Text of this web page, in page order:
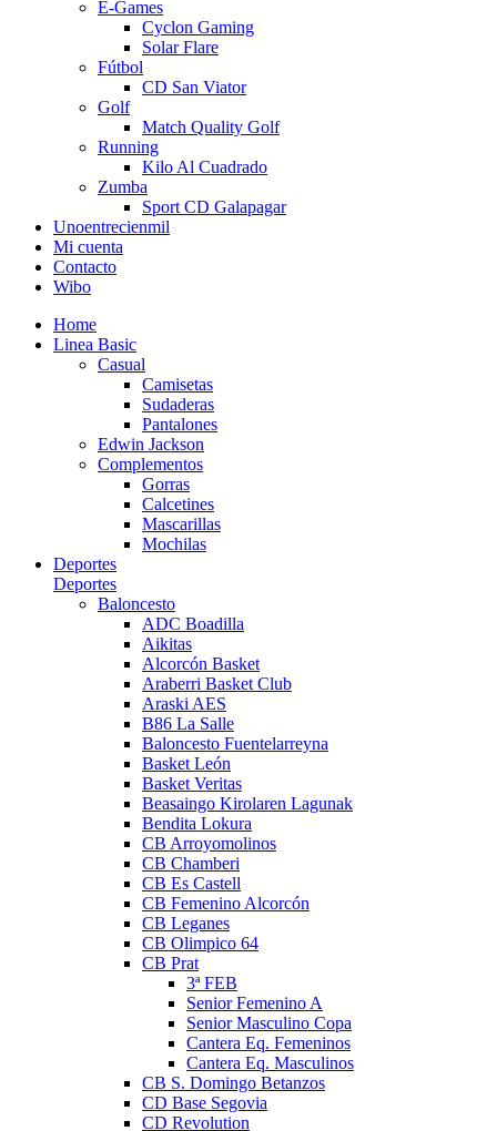
E-Games
Cyclon Gaming
Solar Flare
Fútbol
CD San Viator
Golf
Match Quality Golf
Running
Kilo Al Cuadrado
Zumba
Sport CD Galapagar
Unoentrecienmil
Mi cuenta
Contacto
Wibo
Home
Linea Basic
Casual
Camisetas
Sudaderas
Pantalones
Edwin Jackson
Complementos
Gorras
Calcetines
Mascarillas
Mochilas
Deportes
Deportes
Baloncesto
ADC Boadilla
Aikitas
Alcorcón Basket
Araberri Basket Club
Araski AES
B86 La Salle
Baloncesto Fuentelarreyna
Basket León
Basket Veritas
Beasaingo Kirolaren Lagunak
Bendita Lokura
CB Arroyomolinos
CB Chamberi
CB Es Castell
CB Femenino Alcorcón
CB Leganes
CB Olimpico 64
CB Prat
3ª FEB
Senior Femenino A
Senior Masculino Copa
Cantera Eq. Femeninos
Cantera Eq. Masculinos
CB S. Domingo Betanzos
CD Base Segovia
CD Revolution